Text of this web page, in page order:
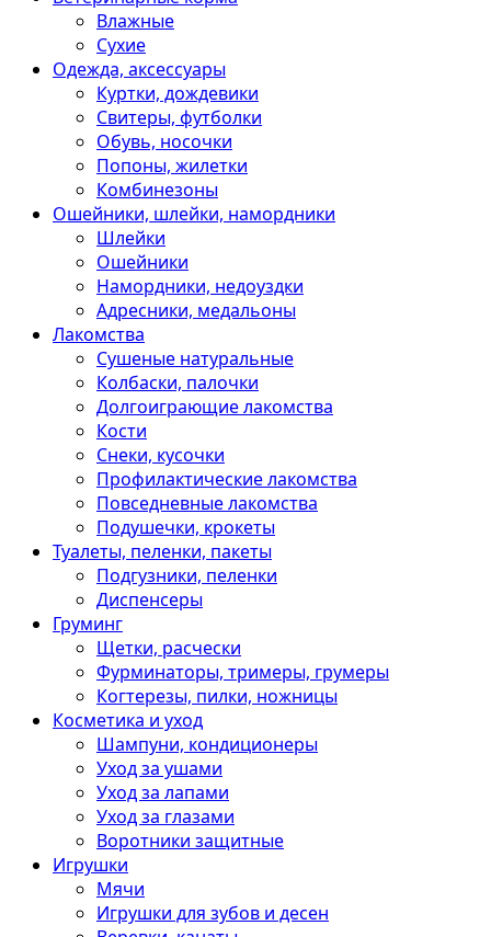
Влажные
Сухие
Одежда, аксессуары
Куртки, дождевики
Свитеры, футболки
Обувь, носочки
Попоны, жилетки
Комбинезоны
Ошейники, шлейки, намордники
Шлейки
Ошейники
Намордники, недоуздки
Адресники, медальоны
Лакомства
Сушеные натуральные
Колбаски, палочки
Долгоиграющие лакомства
Кости
Снеки, кусочки
Профилактические лакомства
Повседневные лакомства
Подушечки, крокеты
Туалеты, пеленки, пакеты
Подгузники, пеленки
Диспенсеры
Груминг
Щетки, расчески
Фурминаторы, тримеры, грумеры
Когтерезы, пилки, ножницы
Косметика и уход
Шампуни, кондиционеры
Уход за ушами
Уход за лапами
Уход за глазами
Воротники защитные
Игрушки
Мячи
Игрушки для зубов и десен